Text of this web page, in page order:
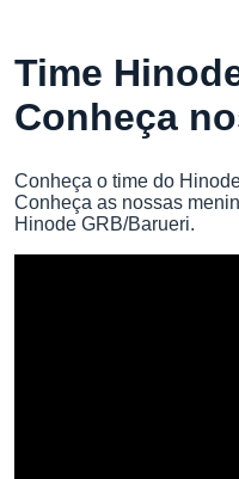
Time
Conheça
Conheça o time do
Conheça as nossas
Hinode GRB/Barueri.